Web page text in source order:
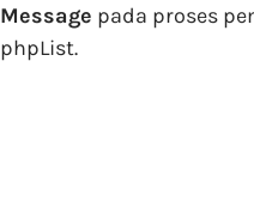
Message pada proses
phpList.